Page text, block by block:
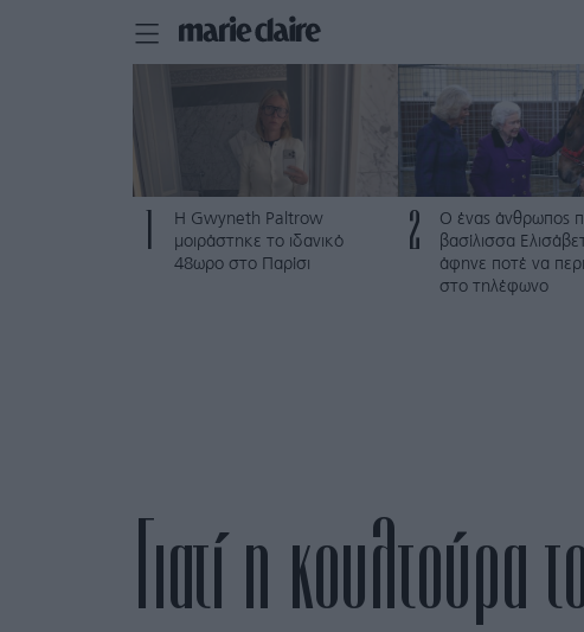
Η Gwyneth Paltrow
μοιράστηκε το ιδανικό
48ωρο στο Παρίσι
2
Ο ένας άνθρωπος
βασίλισσα
άφηνε ποτέ να
στο τηλέφωνο
Γιατί η κουλτούρα